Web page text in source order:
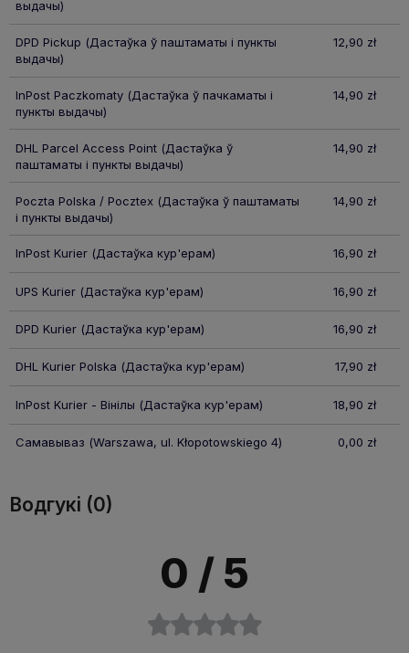
выдачы)
DPD Pickup (Дастаўка ў паштаматы і пункты
выдачы)
12,90 zł
InPost Paczkomaty(Дастаўка ў пачкаматы і
пункты выдачы)
14,90 zł
DHL Parcel Access Point(Дастаўка ў
паштаматы і пункты выдачы)
14,90 zł
Poczta Polska / Pocztex(Дастаўка ў паштаматы
і пункты выдачы)
14,90 zł
InPost Kurier(Дастаўка кур'ерам) 16,90 zł
UPS Kurier(Дастаўка кур'ерам) 16,90 zł
DPD Kurier(Дастаўка кур'ерам) 16,90 zł
DHL Kurier Polska (Дастаўка кур'ерам) 17,90 zł
InPost Kurier - Вінілы (Дастаўка кур'ерам) 18,90 zł
Самавываз (Warszawa, ul. Kłopotowskiego 4) 0,00 zł
Водгукі (0)
0 / 5